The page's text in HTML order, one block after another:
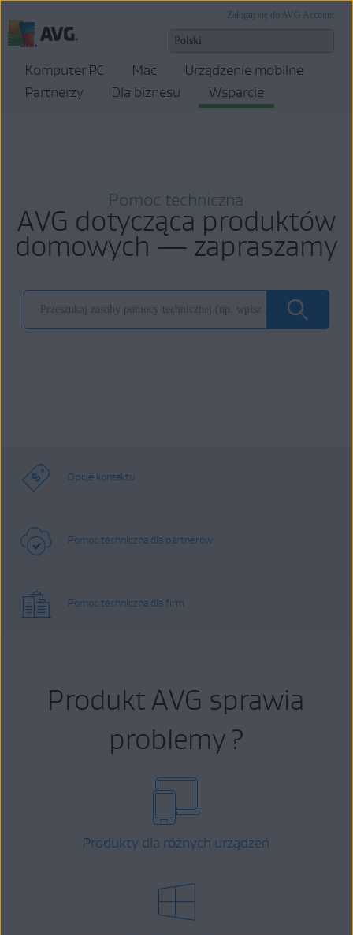
Zaloguj się do AVG Account
Komputer PC Mac
Urządzenie mobilne
Partnerzy
Dla biznesu Wsparcie
Pomoc techniczna
AVG dotycząca produktów
domowych — zapraszamy
Opcje kontaktu
Pomoc techniczna dla partnerów
Pomoc techniczna dla firm
Produkt AVG sprawia
problemy ?
Produkty dla różnych urządzeń